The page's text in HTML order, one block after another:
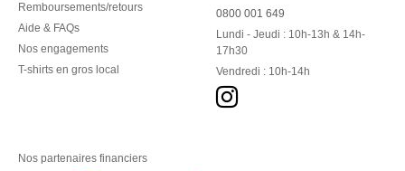
Remboursements/retours
Aide & FAQs
Nos engagements
T-shirts en gros local
0800 001 649
Lundi - Jeudi : 10h-13h & 14h-
17h30
Vendredi : 10h-14h
Nos partenaires financiers